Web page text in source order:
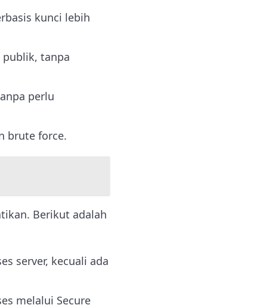
kunci lebih
publik, tanpa
perlu
brute force.
Berikut adalah
server, kecuali ada
melalui Secure